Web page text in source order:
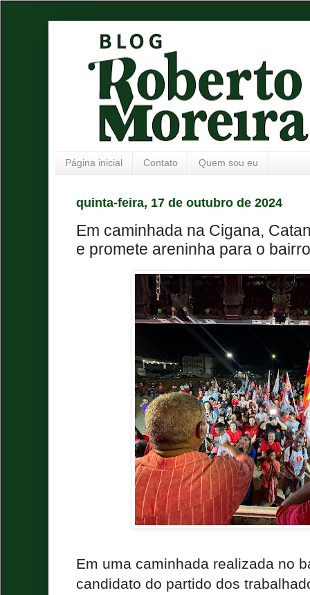
Página inicial Contato Quem sou eu
quinta-feira, 17 de outubro de 2024
Em caminhada na Cigana,
e promete areninha para o bairro
Em uma caminhada realizada no
candidato do partido dos